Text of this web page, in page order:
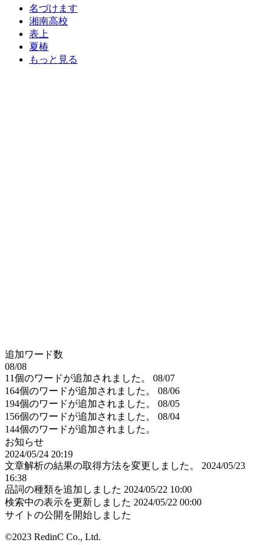
名づけます
湘南高校
表上
夏椿
もっと見る
追加ワード数
08/08
11個のワードが追加されました。
08/07
164個のワードが追加されました。
08/06
194個のワードが追加されました。
08/05
156個のワードが追加されました。
08/04
144個のワードが追加されました。
お知らせ
2024/05/24 20:19
文章解析の結果の取得方法を変更しました。
2024/05/23
16:38
品詞の種類を追加しました 2024/05/22 10:00
検索中の表示を更新しました 2024/05/22 00:00
サイトの公開を開始しました
©2023 RedinC Co., Ltd.